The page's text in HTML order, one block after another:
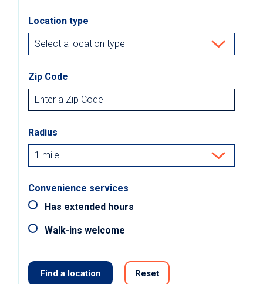
Location type
Zip Code
Radius
Convenience services
Has extended hours
Walk-ins welcome
Find a location Reset